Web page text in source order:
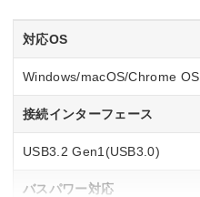
対応OS
Windows/macOS/Chrome OS
接続インターフェース
USB3.2 Gen1(USB3.0)
バスパワー対応